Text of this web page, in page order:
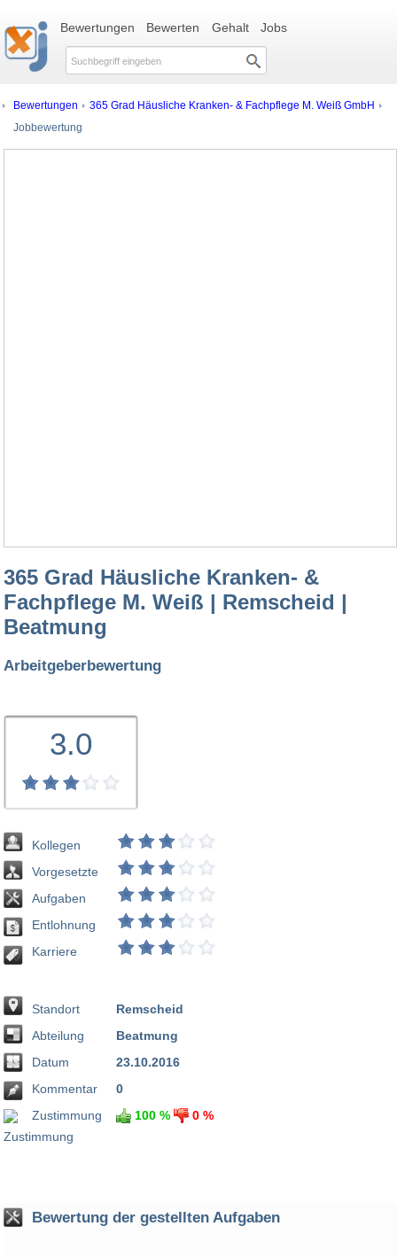
Bewertungen Bewerten Gehalt Jobs
Bewertungen 365 Grad Häusliche Kranken- & Fachpflege M. Weiß GmbH
Jobbewertung
365 Grad Häusliche Kranken- &
Fachpflege M. Weiß | Remscheid |
Beatmung
Arbeitgeberbewertung
3.0
Kollegen
Vorgesetzte
Aufgaben
Entlohnung
Karriere
Standort
Abteilung
Datum
Kommentar
Zustimmung
Remscheid
Beatmung
23.10.2016
0
100 %
0 %
Bewertung der gestellten Aufgaben